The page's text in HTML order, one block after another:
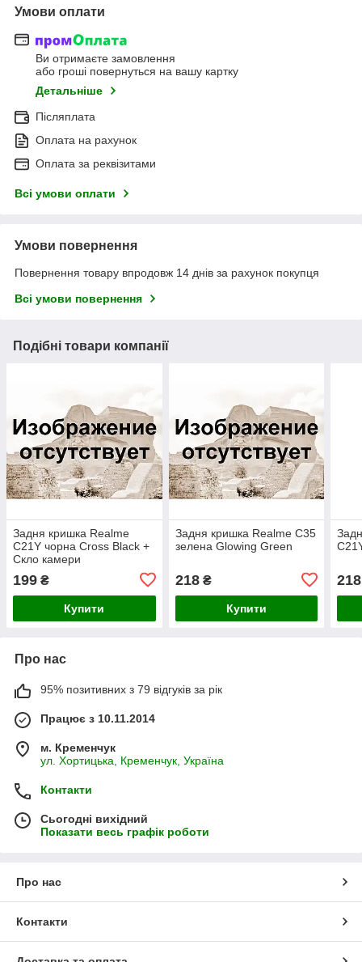
Умови оплати
Ви отримаєте замовлення
або гроші повернуться на вашу картку
Детальніше
Післяплата
Оплата на рахунок
Оплата за реквізитами
Всі умови оплати
Умови повернення
Повернення товару впродовж 14 днів за рахунок покупця
Всі умови повернення
Подібні товари компанії
Задня кришка Realme
C21Y чорна Cross Black +
Скло камери
199 ₴
Купити
Задня кришка Realme C35
зелена Glowing Green
218₴
Купити
218
Про нас
95% позитивних з 79 відгуків за рік
Працює з 10.11.2014
м. Кременчук
ул. Хортицька, Кременчук, Україна
Контакти
Сьогодні вихідний
Показати весь графік роботи
Про нас
Контакти